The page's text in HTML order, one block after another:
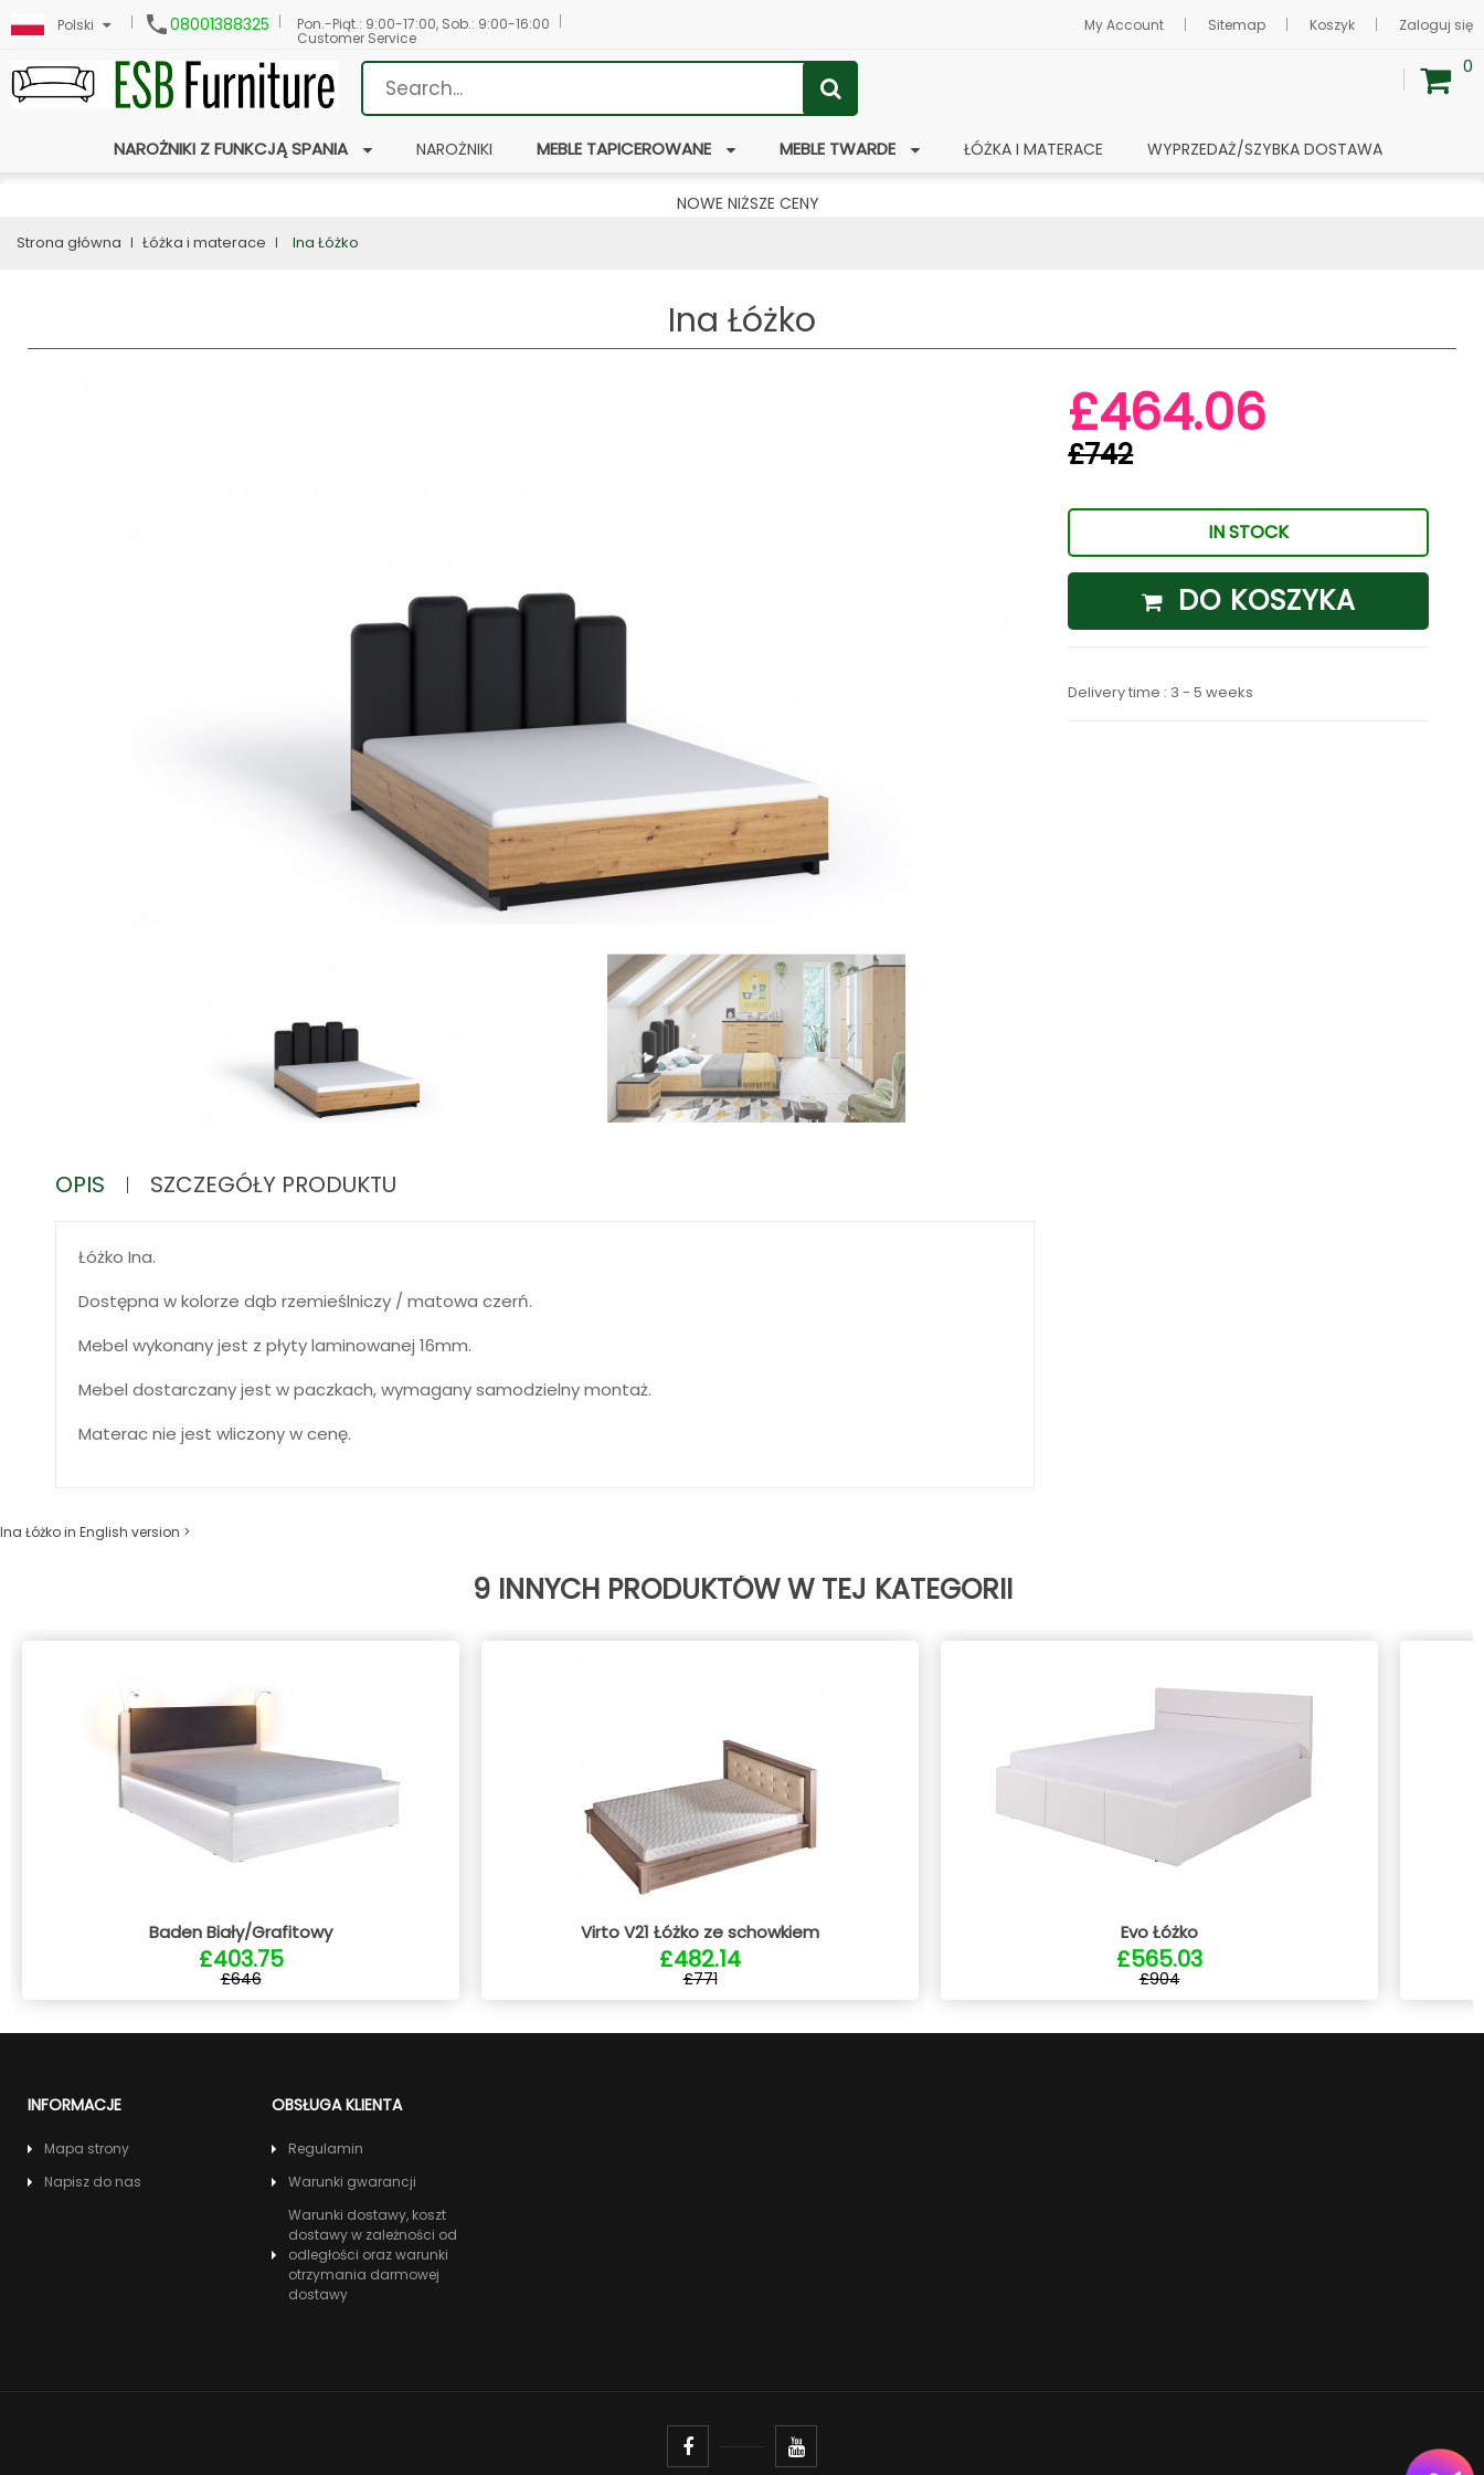
Polski 08001388325 Pon.-Piąt.: 9:00-17:00, Sob.: 9:00-16:00
Customer Service
My Account Sitemap Koszyk Zaloguj się
0
NAROŻNIKI Z FUNKCJĄ SPANIA NAROŻNIKI MEBLE TAPICEROWANE MEBLE TWARDE ŁÓŻKA I MATERACE WYPRZEDAŻ/SZYBKA DOSTAWA
NOWE NIŻSZE CENY
Strona główna Łóżka i materace Ina Łóżko
Ina Łóżko
OPIS SZCZEGÓŁY PRODUKTU
Łóżko Ina.
Dostępna w kolorze dąb rzemieślniczy / matowa czerń.
Mebel wykonany jest z płyty laminowanej 16mm.
Mebel dostarczany jest w paczkach, wymagany samodzielny montaż.
Materac nie jest wliczony w cenę.
£464.06
£742
IN STOCK
DO KOSZYKA
Delivery time : 3 - 5 weeks
Ina Łóżko in English version >
9 INNYCH PRODUKTÓW W TEJ KATEGORII
Baden Biały/Grafitowy
£403.75
£646
Virto V21 Łóżko ze schowkiem
£482.14
£771
Evo Łóżko
£565.03
£904
INFORMACJE
Mapa strony
Napisz do nas
OBSŁUGA KLIENTA
Regulamin
Warunki gwarancji
Warunki dostawy, koszt
dostawy w zależności od
odległości oraz warunki
otrzymania darmowej
dostawy